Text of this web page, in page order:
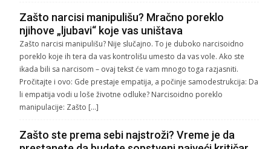
Zašto narcisi manipulišu? Mračno poreklo
njihove „ljubavi“ koje vas uništava
Zašto narcisi manipulišu? Nije slučajno. To je duboko narcisoidno
poreklo koje ih tera da vas kontrolišu umesto da vas vole. Ako ste
ikada bili sa narcisom – ovaj tekst će vam mnogo toga razjasniti.
Pročitajte i ovo: Gde prestaje empatija, a počinje samodestrukcija: Da
li empatija vodi u loše životne odluke? Narcisoidno poreklo
manipulacije: Zašto […]
Zašto ste prema sebi najstroži? Vreme je da